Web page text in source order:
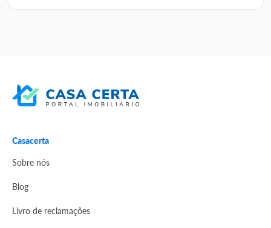
Casacerta
Sobre nós
Blog
Livro de reclamações